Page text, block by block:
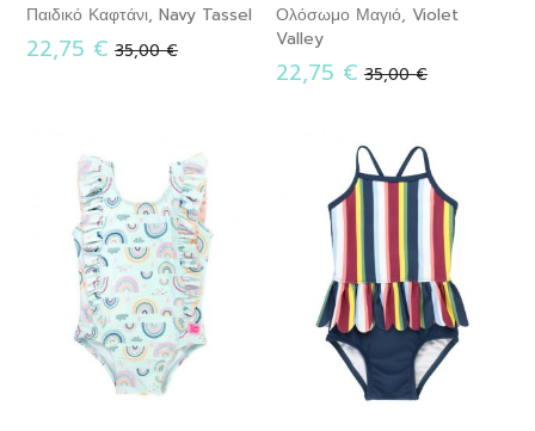
Παιδικό Καφτάνι, Navy Tassel
22,75 € Κανονική
35,00 €
Ολόσωμο Μαγιό, Violet
Valley
22,75 € Κανονική
35,00 €